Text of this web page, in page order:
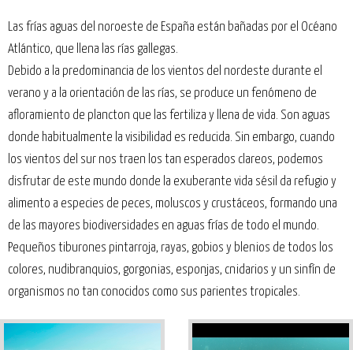
Las frías aguas del noroeste de España están bañadas por el Océano
Atlántico, que llena las rías gallegas.
Debido a la predominancia de los vientos del nordeste durante el
verano y a la orientación de las rías, se produce un fenómeno de
afloramiento de plancton que las fertiliza y llena de vida. Son aguas
donde habitualmente la visibilidad es reducida. Sin embargo, cuando
los vientos del sur nos traen los tan esperados clareos, podemos
disfrutar de este mundo donde la exuberante vida sésil da refugio y
alimento a especies de peces, moluscos y crustáceos, formando una
de las mayores biodiversidades en aguas frías de todo el mundo.
Pequeños tiburones pintarroja, rayas, gobios y blenios de todos los
colores, nudibranquios, gorgonias, esponjas, cnidarios y un sinfín de
organismos no tan conocidos como sus parientes tropicales.